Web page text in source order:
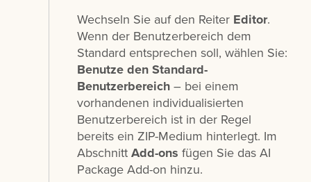
Wechseln Sie auf den Reiter Editor.
Wenn der Benutzerbereich dem
Standard entsprechen soll, wählen Sie:
Benutze den Standard-
Benutzerbereich– bei einem
vorhandenen individualisierten
Benutzerbereich ist in der Regel
bereits ein ZIP-Medium hinterlegt. Im
AbschnittAdd-ons fügen Sie das AI
Package Add-on hinzu.